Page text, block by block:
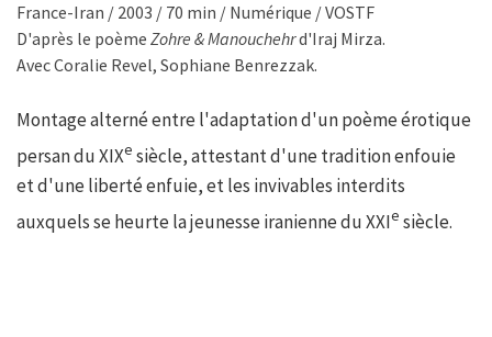
France-Iran / 2003 / 70 min / Numérique / VOSTF
D'après le poème Zohre & Manouchehrd'Iraj Mirza.
Avec Coralie Revel, Sophiane Benrezzak.
Montage alterné entre l'adaptation d'un poème érotique
persan du XIXe siècle, attestant d'une tradition enfouie
et d'une liberté enfuie, et les invivables interdits
auxquels se heurte la jeunesse iranienne du XXIe siècle.